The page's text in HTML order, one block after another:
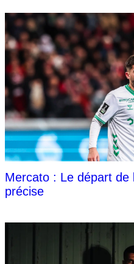
Mercato : Le départ de
précise